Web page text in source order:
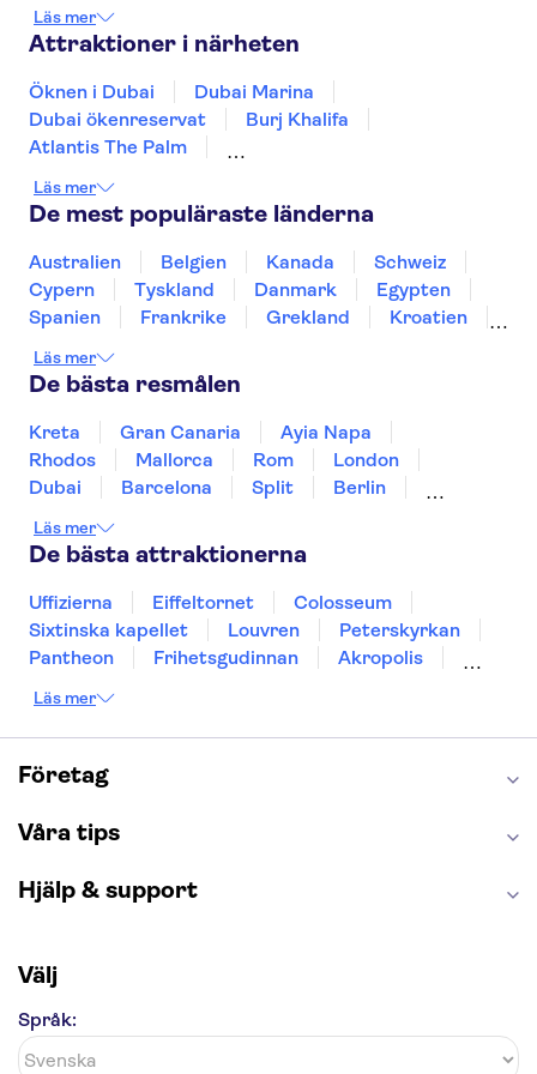
Kollektivtrafik:
Buss: F13 - busshållplats Dubai Mall
Glöm inte att den enda ingången till
observationsdäcken går genom Dubai Mall.
Läs mer
Attraktioner i närheten
Öknen i Dubai
Dubai Marina
Dubai ökenreservat
Burj Khalifa
Atlantis The Palm
Sheikh Zayed Grand Mosque
Dubaiviken
Louvren Abu Dhabi
Aquaventure vattenpark
The Palm Jumeirah
Museum of the Future
Sky Views Dubai
Ain Dubai
Läs mer
De mest populäraste länderna
Australien Belgien Kanada
Schweiz
Cypern
Tyskland Danmark
Egypten
Spanien
Frankrike Grekland
Kroatien
Sverige
Thailand
Läs mer
De bästa resmålen
Kreta Gran Canaria
Ayia Napa
Rhodos
Mallorca Rom
London
Dubai
Barcelona Split
Berlin
Gdansk
Oslo Helsingfors
Helsingborg
Läs mer
De bästa attraktionerna
Uffizierna Eiffeltornet
Colosseum
Sixtinska kapellet
Louvren
Peterskyrkan
Pantheon
Frihetsgudinnan
Akropolis
Burj Khalifa
Saltgruvan i Wieliczka
Alhambra
Caminito del Rey
London Dungeon
Läs mer
Företag
Våra tips
Hjälp & support
Välj
Språk: